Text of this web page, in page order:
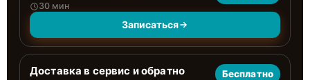
30 мин
Записаться
Доставка в сервис и обратно Бесплатно